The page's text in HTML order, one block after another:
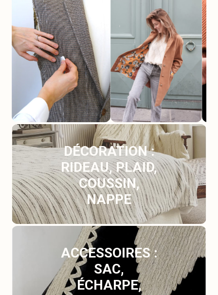
DÉCORATION :
RIDEAU, PLAID,
COUSSIN,
NAPPE
ACCESSOIRES :
SAC,
ÉCHARPE,